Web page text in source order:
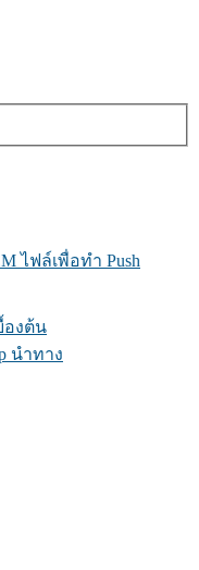
ไฟล์เพื่อทำ Push
องต้น
นำทาง